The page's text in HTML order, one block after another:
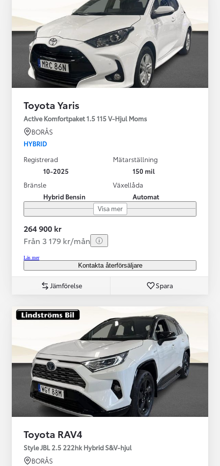
Toyota Yaris
Active Komfortpaket 1.5 115 V-Hjul Moms
BORÅS
HYBRID
Registrerad
10-2025
Mätarställning
150 mil
Bränsle
Hybrid Bensin
Växellåda
Automat
Visa mer
264 900 kr
Från 3 179 kr/mån
Läs mer
Kontakta återförsäljare
Jämförelse Spara
Toyota RAV4
Style JBL 2.5 222hk Hybrid S&V-hjul
BORÅS